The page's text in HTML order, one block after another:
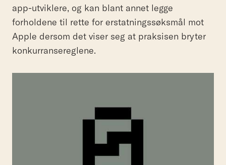
app-utviklere, og kan blant annet legge
forholdene til rette for erstatningssøksmål mot
Apple dersom det viser seg at praksisen bryter
konkurransereglene.